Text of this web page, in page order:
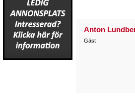
Anton
Gäst